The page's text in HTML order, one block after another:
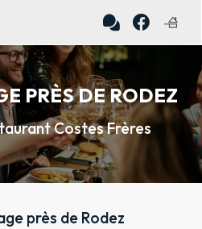
PRÈS DE RODEZ
Costes Frères
près de Rodez